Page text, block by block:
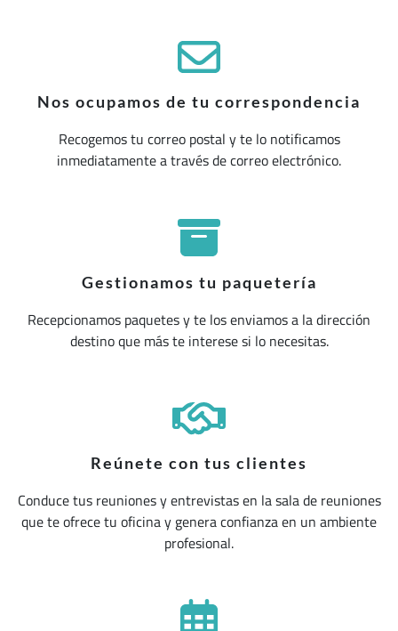
Nos ocupamos de tu correspondencia
Recogemos tu correo postal y te lo notificamos
inmediatamente a través de correo electrónico.
Gestionamos tu paquetería
Recepcionamos paquetes y te los enviamos a la dirección
destino que más te interese si lo necesitas.
Reúnete con tus clientes
Conduce tus reuniones y entrevistas en la sala de reuniones
que te ofrece tu oficina y genera confianza en un ambiente
profesional.